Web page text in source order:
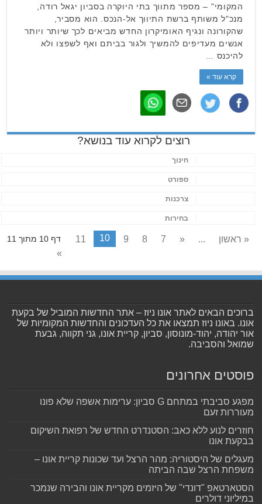
המקומי" – מספר מתווך בתי היוקרה בסביון יגאל רודה,
מנכ"ל משותף ברשת התיווך אל-הנכס. הוא מסביר,
שהקורונה ונגיף האומיקרון החדש מביאים לכך שיותר ויותר
אנשים מעדיפים להמשיך ולגור בביתם ואף לשפצו ולא
להיכנס …
קרא עוד »
רוצים לקרוא עוד בנושא?
חינוך
ספורט
צרכנות
בחירות
דף 10 מתוך 11 « ראשון ...
«
7
8
9
10
11
»
ברוכים הבאים לאתר אונו ניוז – אתר החדשות המוביל של בקעת
אונו. באונו ניוז תמצאו את כל העדכונים והחדשות המקומיות של
אור יהודה, יהוד-מונוסון, סביון, קריית אונו, גני תקווה, גבעת
שמואל והסביבה.
פוסטים אחרונים
מפגע סביבתי במתחם G סביון: ערימות אשפה שלא פונו
מעוררות זעם
חוזרים לנוע ללא כאב: הסטנדרט החדש של רפואת השיקום
בבקעת אונו
מעגלים של היסטוריה: מהר הרצל ועד שכונות קריית אונו –
משפחת הרצל שבה הביתה
הסטארטאפ "דונדי" של היזמים מקריית אונו והבירה שנמכר
במיליוני דולרים